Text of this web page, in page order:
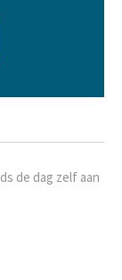
de dag zelf aan